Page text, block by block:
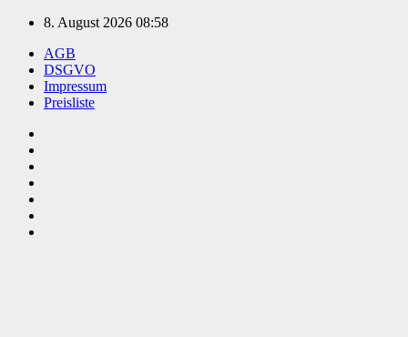
Zum
springen
8. August 2026 08:58
AGB
DSGVO
Impressum
Preisliste